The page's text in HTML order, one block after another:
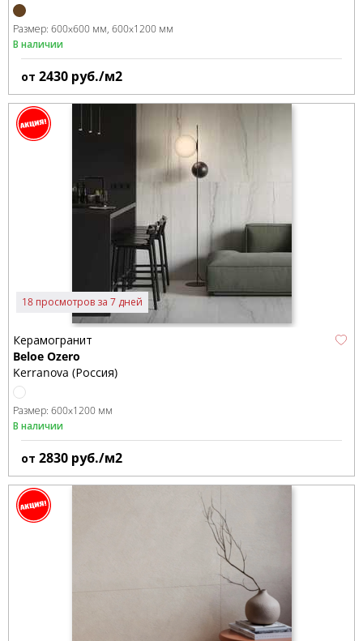
Размер: 600x600 мм 600x1200 мм
В наличии
от 2430 руб./м2
18 просмотров за 7 дней
Керамогранит
Beloe Ozero
Kerranova (Россия)
Размер: 600x1200 мм
В наличии
от 2830 руб./м2